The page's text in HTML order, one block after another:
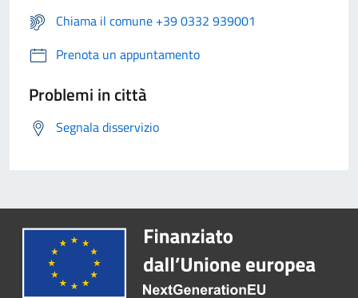
Chiama il comune +39 0332 939001
Prenota un appuntamento
Problemi in città
Segnala disservizio